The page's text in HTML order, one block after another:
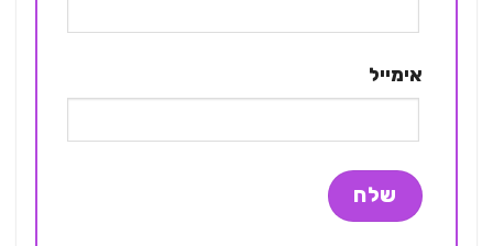
אימייל